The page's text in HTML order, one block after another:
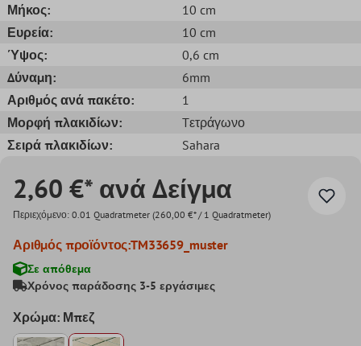
Μήκος:
10 cm
Ευρεία:
10 cm
Ύψος:
0,6 cm
Δύναμη:
6mm
Αριθμός ανά πακέτο:
1
Μορφή πλακιδίων:
Tετράγωνο
Σειρά πλακιδίων:
Sahara
2,60 €* ανά Δείγμα
Περιεχόμενο: 0.01 Quadratmeter (260,00 €* / 1 Quadratmeter)
Αριθμός προϊόντος:TM33659_muster
Σε απόθεμα
Χρόνος παράδοσης 3-5 εργάσιμες
Χρώμα: Μπεζ